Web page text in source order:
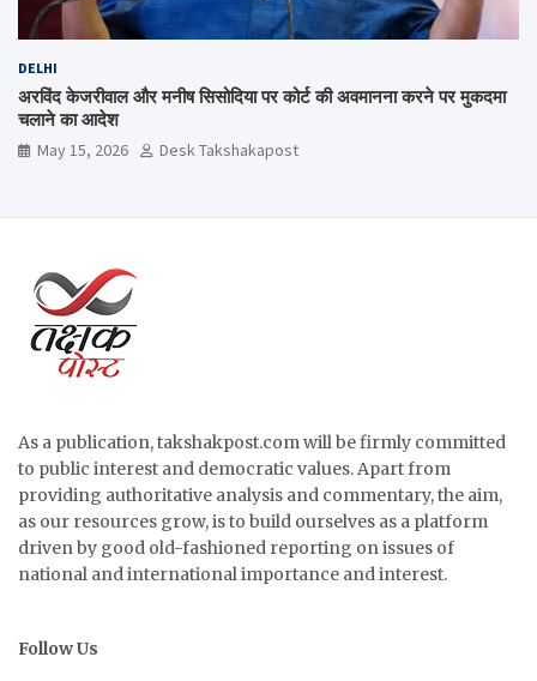
DELHI
अरविंद केजरीवाल और मनीष सिसोदिया पर कोर्ट की अवमानना करने पर मुकदमा
चलाने का आदेश
May 15, 2026 Desk Takshakapost
As a publication, takshakpost.com will be firmly committed
to public interest and democratic values. Apart from
providing authoritative analysis and commentary, the aim,
as our resources grow, is to build ourselves as a platform
driven by good old-fashioned reporting on issues of
national and international importance and interest.
Follow Us